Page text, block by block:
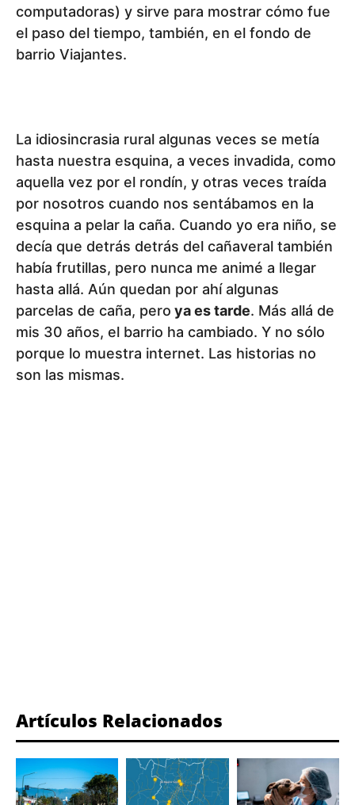
computadoras) y sirve para mostrar cómo fue
el paso del tiempo, también, en el fondo de
barrio Viajantes.
La idiosincrasia rural algunas veces se metía
hasta nuestra esquina, a veces invadida, como
aquella vez por el rondín, y otras veces traída
por nosotros cuando nos sentábamos en la
esquina a pelar la caña. Cuando yo era niño, se
decía que detrás detrás del cañaveral también
había frutillas, pero nunca me animé a llegar
hasta allá. Aún quedan por ahí algunas
parcelas de caña, pero ya es tarde. Más allá de
mis 30 años, el barrio ha cambiado. Y no sólo
porque lo muestra internet. Las historias no
son las mismas.
Artículos Relacionados